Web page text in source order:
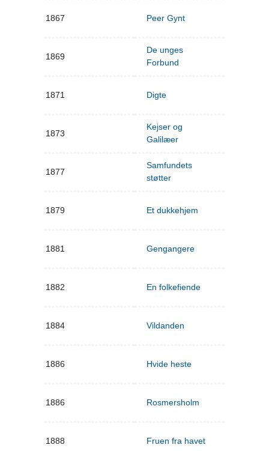
1867 Peer Gynt
1869
De unges
Forbund
1871 Digte
1873
Kejser og
Galilæer
1877
Samfundets
støtter
1879 Et dukkehjem
1881 Gengangere
1882 En folkefiende
1884 Vildanden
1886 Hvide heste
1886 Rosmersholm
1888 Fruen fra havet